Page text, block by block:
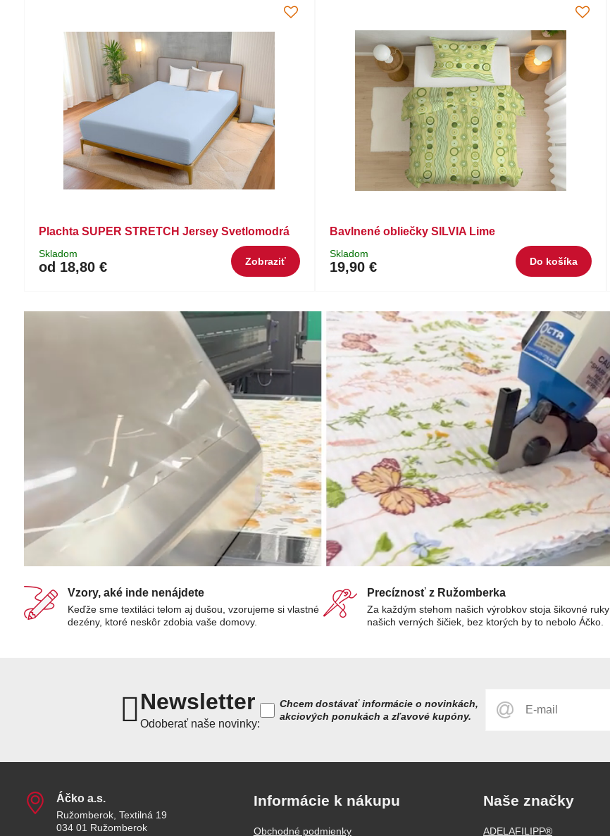
Plachta SUPER STRETCH Jersey Svetlomodrá
Skladom
od 18,80 € Zobraziť
Bavlnené obliečky SILVIA Lime
Skladom
19,90 € Do košíka
Vzory, aké inde nenájdete
Keďže sme textiláci telom aj dušou, vzorujeme si vlastné
dezény, ktoré neskôr zdobia vaše domovy.
Precíznosť z Ružomberka
Za každým stehom našich výrobkov stoja šikovné ruky
našich verných šičiek, bez ktorých by to nebolo Áčko.
Newsletter
Odoberať naše novinky:
Chcem dostávať informácie o novinkách,
akciových ponukách a zľavové kupóny.
Áčko a​.s​.
Ružomberok, Textilná 19
034 01 Ružomberok
Informácie k nákupu
Obchodné podmienky
Naše značky
ADELAFILIPP®